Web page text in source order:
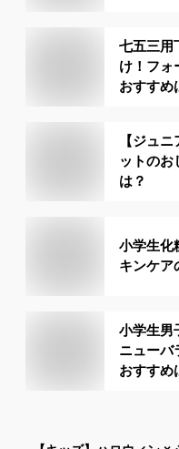
七五三用
け！フォ
おすすめ
【ジュ
ットのお
は？
小学生化
キンケア
小学生男
ニューバ
おすすめ